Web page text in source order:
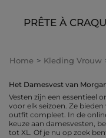
PRÊTE À
Home Kleding Vrouw
Het Damesvest van
Vesten zijn een essentieel
voor elk seizoen. Ze
outfit compleet. In de
keuze aan damesvesten,
tot XL. Of je nu op zoek